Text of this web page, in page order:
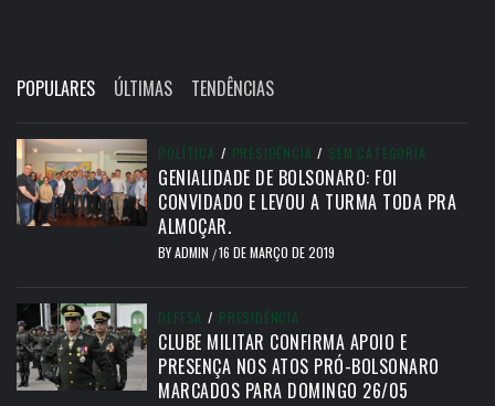
POPULARES ÚLTIMAS TENDÊNCIAS
POLÍTICA / PRESIDÊNCIA / SEM CATEGORIA
GENIALIDADE DE BOLSONARO: FOI
CONVIDADO E LEVOU A TURMA TODA PRA
ALMOÇAR.
BYADMIN /16 DE MARÇO DE 2019
DEFESA / PRESIDÊNCIA
CLUBE MILITAR CONFIRMA APOIO E
PRESENÇA NOS ATOS PRÓ-BOLSONARO
MARCADOS PARA DOMINGO 26/05